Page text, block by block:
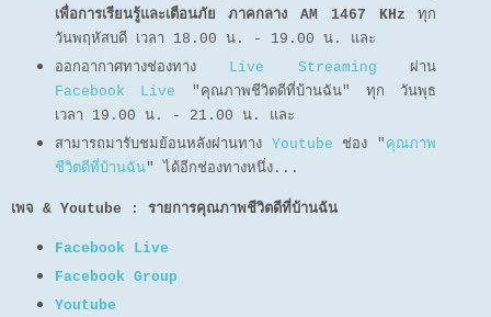
เพื่อการเรียนรู้และเตือนภัย ภาคกลาง AM 1467 KHz ทุก
วันพฤหัสบดี เวลา 18.00 น. - 19.00 น. และ
ออกอากาศทางช่องทาง Live Streaming ผ่าน
Facebook Live "คุณภาพชีวิตดีที่บ้านฉัน" ทุก วันพุธ
เวลา 19.00 น. - 21.00 น. และ
สามารถมารับชมย้อนหลังผ่านทาง Youtube ช่อง " คุณภาพ
ชีวิตดีที่บ้านฉัน" ได้อีกช่องทางหนึ่ง...
เพจ & Youtube : รายการคุณภาพชีวิตดีที่บ้านฉัน
Facebook Live
Facebook Group
Youtube